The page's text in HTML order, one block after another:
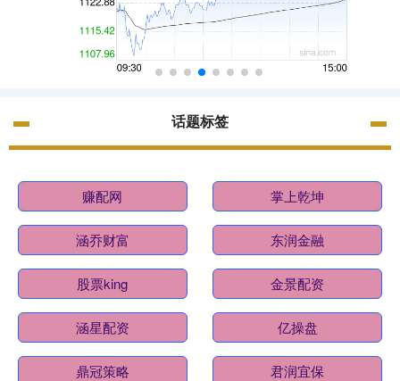
话题标签
赚配网 掌上乾坤
涵乔财富 东润金融
股票king 金景配资
涵星配资 亿操盘
鼎冠策略 君润宜保